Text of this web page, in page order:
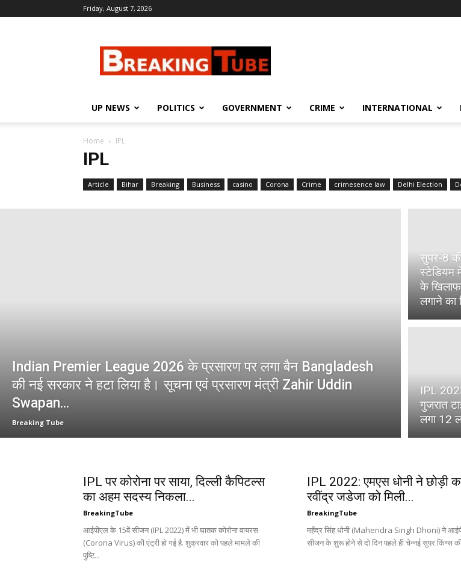
Friday, August 7, 2026
UP NEWS POLITICS GOVERNMENT CRIME INTERNATIONAL
Home IPL
IPL
Article Bihar Breaking Business casino Corona Crime crimesence law Delhi Election
Indian Premier League 2026 के प्रसारण पर लगा बैन Bangladesh
की नई सरकार ने हटा लिया है। सूचना एवं प्रसारण मंत्री Zahir Uddin
Swapan...
Breaking Tube
सुपर-8
स्टेडियम
के खिलाफ
लगाने का
IPL
गुजरात
लगा 12
IPL पर कोरोना पर साया, दिल्ली कैपिटल्स
का अहम सदस्य निकला...
BreakingTube
आईपीएल के 15वें सीजन (IPL 2022) में भी घातक कोरोना वायरस
(Corona Virus) की एंट्री हो गई है. शुक्रवार को पहले मामले की
पुष्टि...
IPL 2022: एमएस धोनी ने छोड़ी
रवींद्र जडेजा को मिली...
BreakingTube
महेंद्र सिंह धोनी (Mahendra Singh Dhoni) ने
सीजन के शुरू होने से दो दिन पहले ही चेन्नई सुपर किंग्स की